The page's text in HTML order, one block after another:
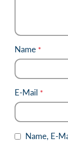
Name *
E-Mail *
Name, E-